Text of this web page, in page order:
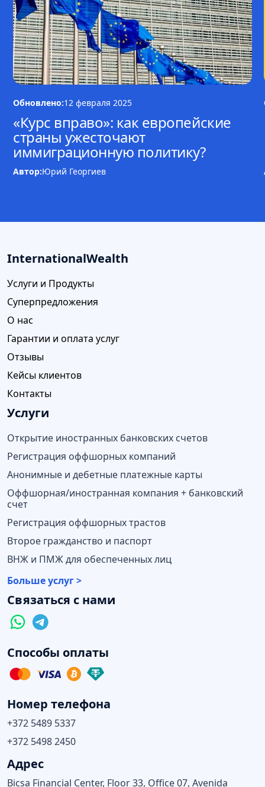
Обновлено:12 февраля 2025
«Курс вправо»: как европейские
страны ужесточают
иммиграционную политику?
Автор:Юрий Георгиев
InternationalWealth
Услуги и Продукты
Суперпредложения
О нас
Гарантии и оплата услуг
Отзывы
Кейсы клиентов
Контакты
Услуги
Открытие иностранных банковских счетов
Регистрация оффшорных компаний
Анонимные и дебетные платежные карты
Оффшорная/иностранная компания + банковский
счет
Регистрация оффшорных трастов
Второе гражданство и паспорт
ВНЖ и ПМЖ для обеспеченных лиц
Больше услуг >
Связаться с нами
Способы оплаты
Номер телефона
+372 5489 5337
+372 5498 2450
Адрес
Bicsa Financial Center, Floor 33, Office 07, Avenida